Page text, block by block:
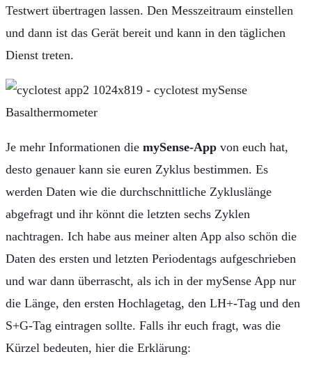
Testwert übertragen lassen. Den Messzeitraum einstellen
und dann ist das Gerät bereit und kann in den täglichen
Dienst treten.
Je mehr Informationen die mySense-App von euch hat,
desto genauer kann sie euren Zyklus bestimmen. Es
werden Daten wie die durchschnittliche Zykluslänge
abgefragt und ihr könnt die letzten sechs Zyklen
nachtragen. Ich habe aus meiner alten App also schön die
Daten des ersten und letzten Periodentags aufgeschrieben
und war dann überrascht, als ich in der mySense App nur
die Länge, den ersten Hochlagetag, den LH+-Tag und den
S+G-Tag eintragen sollte. Falls ihr euch fragt, was die
Kürzel bedeuten, hier die Erklärung: